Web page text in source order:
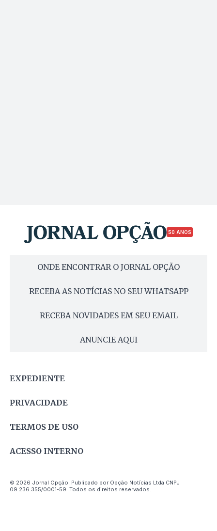
50 ANOS
ONDE ENCONTRAR O JORNAL OPÇÃO
RECEBA AS NOTÍCIAS NO SEU WHATSAPP
RECEBA NOVIDADES EM SEU EMAIL
ANUNCIE AQUI
EXPEDIENTE
PRIVACIDADE
TERMOS DE USO
ACESSO INTERNO
© 2026 Jornal Opção. Publicado por Opção Notícias Ltda CNPJ
09.236.355/0001-59. Todos os direitos reservados.